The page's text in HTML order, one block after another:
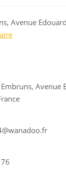
Avenue
Avenue